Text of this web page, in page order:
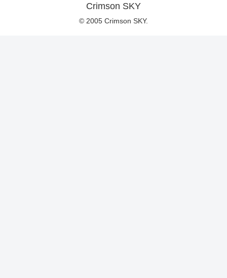
Crimson SKY
© 2005 Crimson SKY.